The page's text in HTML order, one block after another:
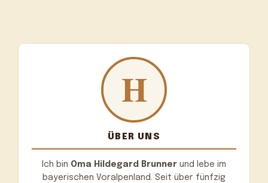
ÜBER UNS
Ich bin Oma Hildegard Brunner und lebe im
bayerischen Voralpenland. Seit über fünfzig